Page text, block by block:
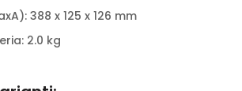
388 x 125 x 126 mm
2.0 kg